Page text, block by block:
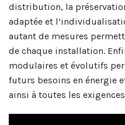
distribution, la
adaptée et
autant de mesures
de chaque installation.
modulaires et évolutifs
futurs besoins en énergie
ainsi à toutes les